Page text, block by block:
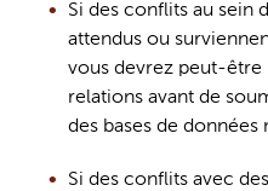
Si des conflits au sein
attendus ou
vous devrez peut-
relations avant de
des bases de données
Si des conflits avec